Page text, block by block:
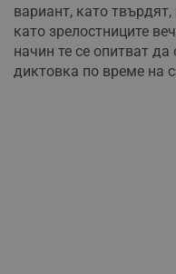
вариант, като
като зрелостниците
начин те се опитват
диктовка по време на